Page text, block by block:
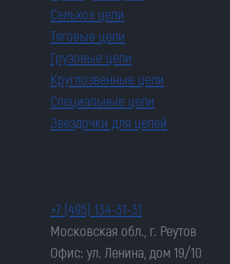
Сельхоз цепи
Тяговые цепи
Грузовые цепи
Круглозвенные цепи
Специальные цепи
Звездочки для цепей
+7 (495) 134-31-31
Московская обл., г. Реутов
Офис: ул. Ленина, дом 19/10